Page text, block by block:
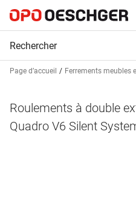
Page d’accueil Ferrements meubles
Roulements à double
Quadro V6 Silent